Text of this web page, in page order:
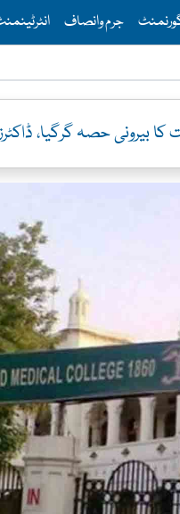
جرم وانصاف
بیرونی حصہ گرگیا،